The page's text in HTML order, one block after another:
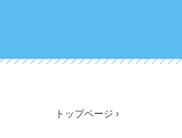
トップページ ›